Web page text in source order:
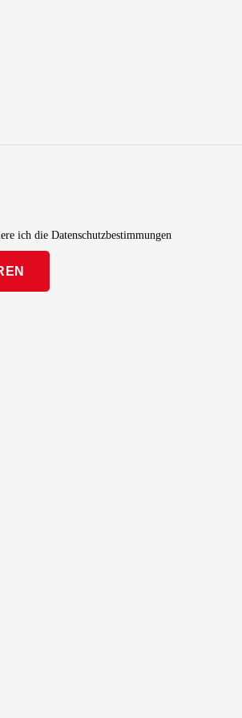
ich die Datenschutzbestimmungen